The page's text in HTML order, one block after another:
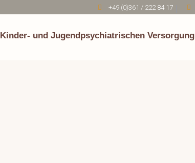
+49 (0)361 / 222 84 17
Kinder- und Jugendpsychiatrischen Versorgung